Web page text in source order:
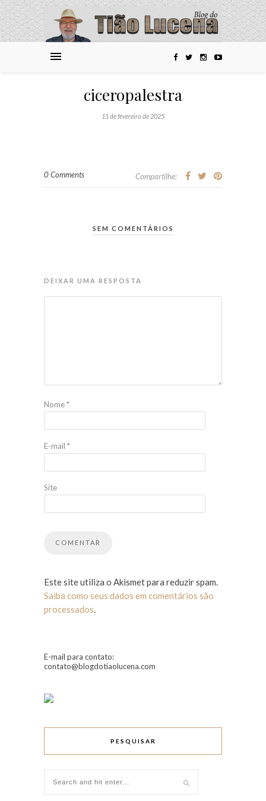
ciceropalestra
11 de fevereiro de 2025
0 Comments Compartilhe:
SEM COMENTÁRIOS
DEIXAR UMA RESPOSTA
Nome*
E-mail *
Site
Este site utiliza o Akismet para reduzir spam.
Saiba como seus dados em comentários são
processados.
E-mail para contato:
contato@blogdotiaolucena.com
PESQUISAR